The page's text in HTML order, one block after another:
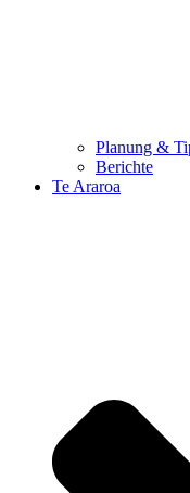
Planung &
Berichte
Te Araroa